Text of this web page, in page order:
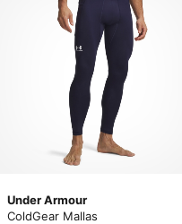
Under Armour
ColdGear Mallas